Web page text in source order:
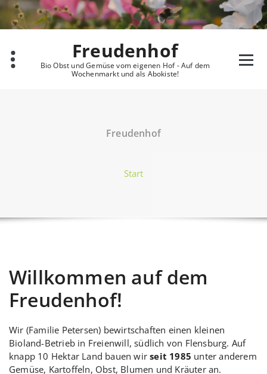
Zum
Inhalt
springen
Freudenhof
Bio Obst und Gemüse vom eigenen Hof - Auf dem
Wochenmarkt und als Abokiste!
Freudenhof
Start
Willkommen auf dem
Freudenhof!
Wir (Familie Petersen) bewirtschaften einen kleinen
Bioland-Betrieb in Freienwill, südlich von Flensburg. Auf
knapp 10 Hektar Land bauen wirseit 1985 unter anderem
Gemüse, Kartoffeln, Obst, Blumen und Kräuter an.